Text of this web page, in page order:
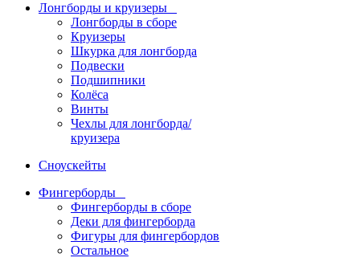
Лонгборды и круизеры
Лонгборды в сборе
Круизеры
Шкурка для лонгборда
Подвески
Подшипники
Колёса
Винты
Чехлы для лонгборда/
круизера
Сноускейты
Фингерборды
Фингерборды в сборе
Деки для фингерборда
Фигуры для фингербордов
Остальное